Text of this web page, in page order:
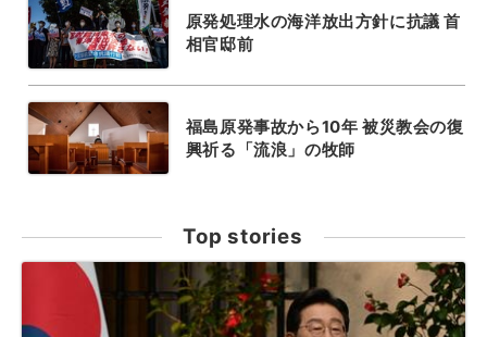
原発処理水の海洋放出方針に抗議 首
相官邸前
福島原発事故から10年 被災教会の復
興祈る「流浪」の牧師
Top stories